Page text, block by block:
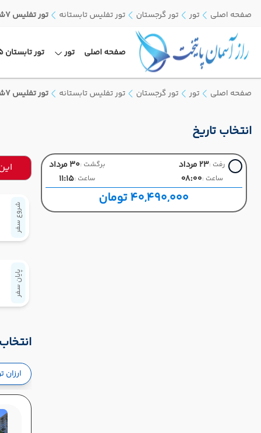
صفحه اصلی تور تور گرجستان تور تفلیس تابستانه تور تفلیس 7شب پرواز وارش
صفحه اصلی تور تور تابستان 1405
صفحه اصلی تور تور گرجستان تور تفلیس تابستانه تور تفلیس 7شب پرواز وارش
انتخاب تاریخ
رفت :23 مرداد
ساعت :08:00
برگشت :30 مرداد
ساعت :11:15
40,490,000 تومان
شروع سفر
پایان سفر
ارزان